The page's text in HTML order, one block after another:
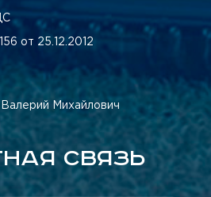
от 25.12.2012
Михайлович
СВЯЗЬ